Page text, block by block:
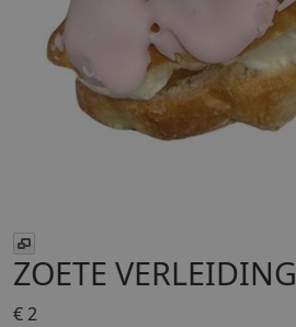
ZOETE VERLEIDING
€ 2